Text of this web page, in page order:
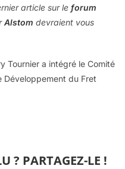
article sur le forum
Alstom devraient vous
Tournier a intégré le Comité
Développement du Fret
? PARTAGEZ-LE !